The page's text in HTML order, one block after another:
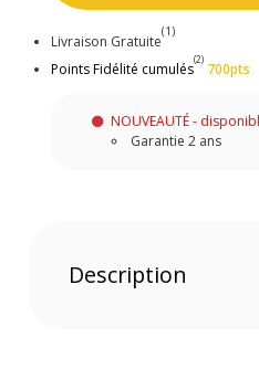
Livraison Gratuite
(1)
Points Fidélité cumulés
(2)
700pts
NOUVEAUTÉ -
Garantie 2 ans
Description